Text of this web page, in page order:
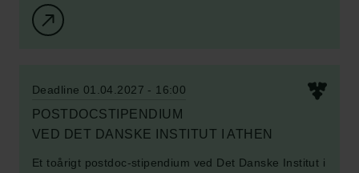
Deadline 01.04.2027 - 16:00
POSTDOCSTIPENDIUM
Et toårigt postdoc-stipendium ved Det Danske Institut i